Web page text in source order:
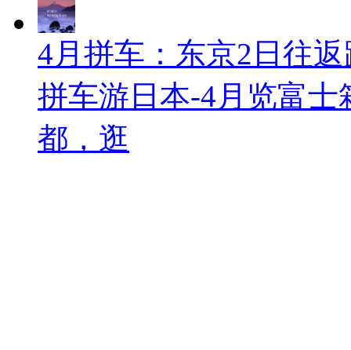
4月拼车：东京2日往
拼车游日本-4月览富
都，逛